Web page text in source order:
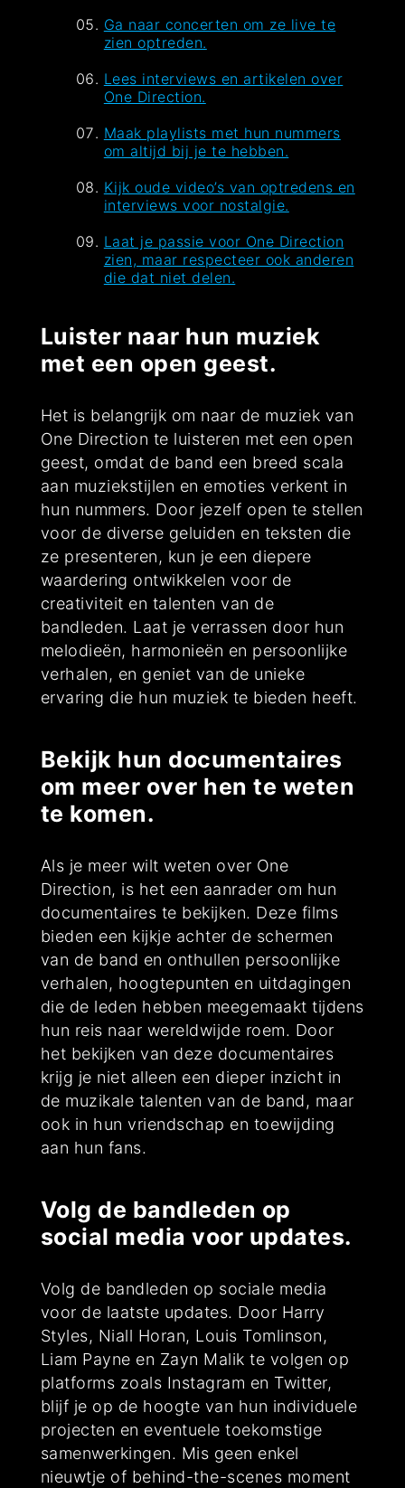
Ga naar concerten om ze live te
zien optreden.
Lees interviews en artikelen over
One Direction.
Maak playlists met hun nummers
om altijd bij je te hebben.
Kijk oude video’s van optredens en
interviews voor nostalgie.
Laat je passie voor One Direction
zien, maar respecteer ook anderen
die dat niet delen.
Luister naar hun muziek
met een open geest.
Het is belangrijk om naar de muziek van
One Direction te luisteren met een open
geest, omdat de band een breed scala
aan muziekstijlen en emoties verkent in
hun nummers. Door jezelf open te stellen
voor de diverse geluiden en teksten die
ze presenteren, kun je een diepere
waardering ontwikkelen voor de
creativiteit en talenten van de
bandleden. Laat je verrassen door hun
melodieën, harmonieën en persoonlijke
verhalen, en geniet van de unieke
ervaring die hun muziek te bieden heeft.
Bekijk hun documentaires
om meer over hen te weten
te komen.
Als je meer wilt weten over One
Direction, is het een aanrader om hun
documentaires te bekijken. Deze films
bieden een kijkje achter de schermen
van de band en onthullen persoonlijke
verhalen, hoogtepunten en uitdagingen
die de leden hebben meegemaakt tijdens
hun reis naar wereldwijde roem. Door
het bekijken van deze documentaires
krijg je niet alleen een dieper inzicht in
de muzikale talenten van de band, maar
ook in hun vriendschap en toewijding
aan hun fans.
Volg de bandleden op
social media voor updates.
Volg de bandleden op sociale media
voor de laatste updates. Door Harry
Styles, Niall Horan, Louis Tomlinson,
Liam Payne en Zayn Malik te volgen op
platforms zoals Instagram en Twitter,
blijf je op de hoogte van hun individuele
projecten en eventuele toekomstige
samenwerkingen. Mis geen enkel
nieuwtje of behind-the-scenes moment